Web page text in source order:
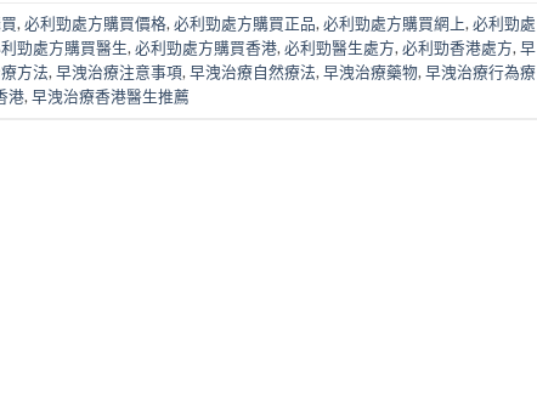
,必利勁處方購買價格,必利勁處方購買正品,必利勁處方購買網上,必利勁處
勁處方購買醫生,必利勁處方購買香港,必利勁醫生處方,必利勁香港處方,早
方法,早洩治療注意事項,早洩治療自然療法,早洩治療藥物,早洩治療行為療
港,早洩治療香港醫生推薦